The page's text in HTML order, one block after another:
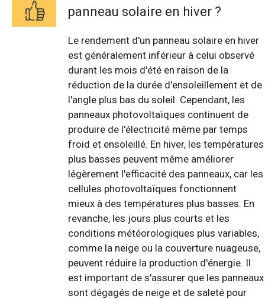
panneau solaire en hiver ?
Le rendement d'un panneau solaire en hiver
est généralement inférieur à celui observé
durant les mois d'été en raison de la
réduction de la durée d'ensoleillement et de
l'angle plus bas du soleil. Cependant, les
panneaux photovoltaïques continuent de
produire de l'électricité même par temps
froid et ensoleillé. En hiver, les températures
plus basses peuvent même améliorer
légèrement l'efficacité des panneaux, car les
cellules photovoltaïques fonctionnent
mieux à des températures plus basses. En
revanche, les jours plus courts et les
conditions météorologiques plus variables,
comme la neige ou la couverture nuageuse,
peuvent réduire la production d'énergie. Il
est important de s'assurer que les panneaux
sont dégagés de neige et de saleté pour